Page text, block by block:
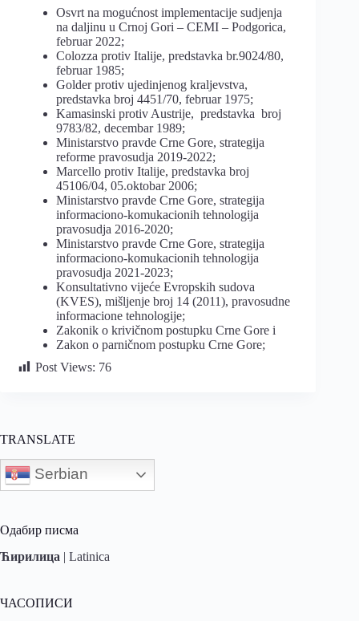
Osvrt na mogućnost implementacije sudjenja
na daljinu u Crnoj Gori – CEMI – Podgorica,
februar 2022;
Colozza protiv Italije, predstavka br.9024/80,
februar 1985;
Golder protiv ujedinjenog kraljevstva,
predstavka broj 4451/70, februar 1975;
Kamasinski protiv Austrije, predstavka broj
9783/82, decembar 1989;
Ministarstvo pravde Crne Gore, strategija
reforme pravosudja 2019-2022;
Marcello protiv Italije, predstavka broj
45106/04, 05.oktobar 2006;
Ministarstvo pravde Crne Gore, strategija
informaciono-komukacionih tehnologija
pravosudja 2016-2020;
Ministarstvo pravde Crne Gore, strategija
informaciono-komukacionih tehnologija
pravosudja 2021-2023;
Konsultativno vijeće Evropskih sudova
(KVES), mišljenje broj 14 (2011), pravosudne
informacione tehnologije;
Zakonik o krivičnom postupku Crne Gore i
Zakon o parničnom postupku Crne Gore;
Post Views: 76
TRANSLATE
Serbian
Одабир писма
Ћирилица | Latinica
ЧАСОПИСИ